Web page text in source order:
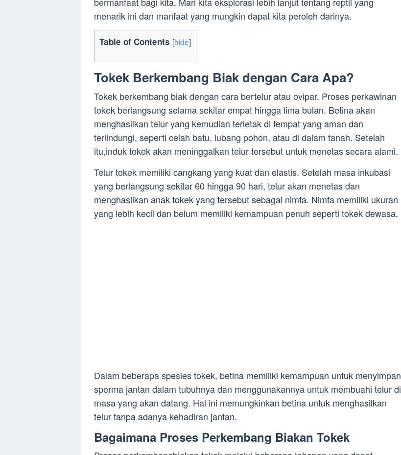
menarik ini dan manfaat yang mungkin dapat kita peroleh darinya.
Table of Contents [hide]
Tokek Berkembang Biak dengan Cara Apa?
Tokek berkembang biak dengan cara bertelur atau ovipar. Proses perkawinan
tokek berlangsung selama sekitar empat hingga lima bulan. Betina akan
menghasilkan telur yang kemudian terletak di tempat yang aman dan
terlindungi, seperti celah batu, lubang pohon, atau di dalam tanah. Setelah
itu,induk tokek akan meninggalkan telur tersebut untuk menetas secara alami.
Telur tokek memiliki cangkang yang kuat dan elastis. Setelah masa inkubasi
yang berlangsung sekitar 60 hingga 90 hari, telur akan menetas dan
menghasilkan anak tokek yang tersebut sebagai nimfa. Nimfa memiliki ukuran
yang lebih kecil dan belum memiliki kemampuan penuh seperti tokek dewasa.
Dalam beberapa spesies tokek, betina memiliki kemampuan untuk menyimpan
sperma jantan dalam tubuhnya dan menggunakannya untuk membuahi telur di
masa yang akan datang. Hal ini memungkinkan betina untuk menghasilkan
telur tanpa adanya kehadiran jantan.
Bagaimana Proses Perkembang Biakan Tokek